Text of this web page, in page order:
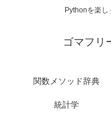
Pythonを楽し
ゴマフリ
関数メソッド辞典
統計学